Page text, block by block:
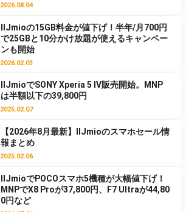
2026.08.04
IIJmioの15GB料金が値下げ！半年/月700円
で25GBと10分かけ放題が使えるキャンペー
ンも開始
2026.02.03
IIJmioでSONY Xperia 5 Ⅳ販売開始。MNP
は半額以下の39,800円
2025.02.07
【2026年8月最新】IIJmioのスマホセール情
報まとめ
2025.02.06
IIJmioでPOCOスマホ5機種が大幅値下げ！
MNPでX8 Proが37,800円、F7 Ultraが44,80
0円など